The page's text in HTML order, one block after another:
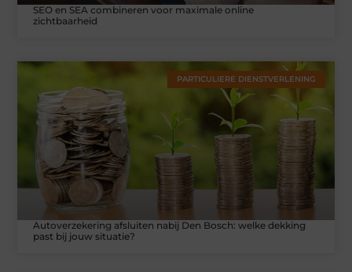
SEO en SEA combineren voor maximale online
zichtbaarheid
PARTICULIERE DIENSTVERLENING
Autoverzekering afsluiten nabij Den Bosch: welke dekking
past bij jouw situatie?